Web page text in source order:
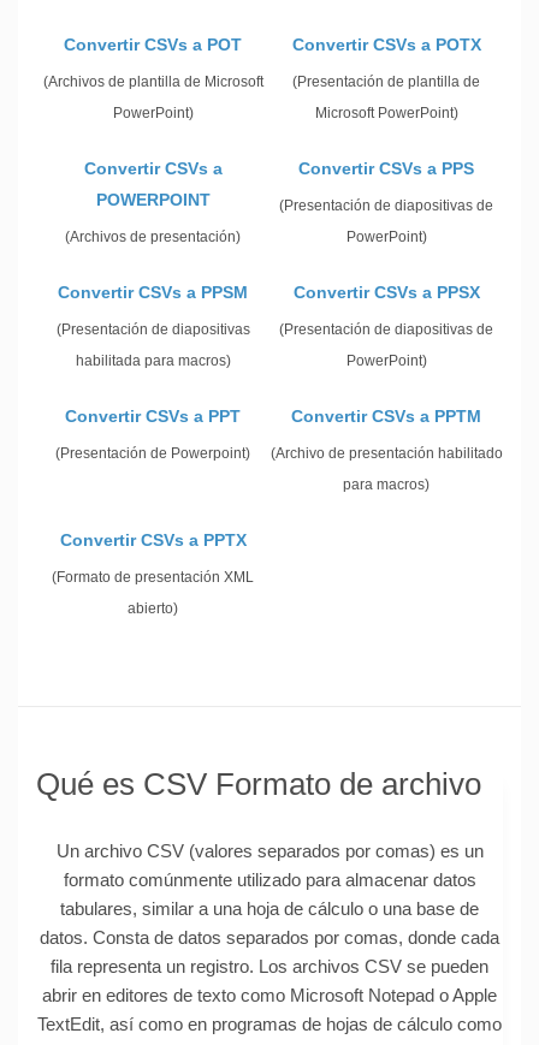
Convertir CSVs a POT
(Archivos de plantilla de Microsoft
PowerPoint)
Convertir CSVs a POTX
(Presentación de plantilla de
Microsoft PowerPoint)
Convertir CSVs a
POWERPOINT
(Archivos de presentación)
Convertir CSVs a PPS
(Presentación de diapositivas de
PowerPoint)
Convertir CSVs a PPSM
(Presentación de diapositivas
habilitada para macros)
Convertir CSVs a PPSX
(Presentación de diapositivas de
PowerPoint)
Convertir CSVs a PPT
(Presentación de Powerpoint)
Convertir CSVs a PPTM
(Archivo de presentación habilitado
para macros)
Convertir CSVs a PPTX
(Formato de presentación XML
abierto)
Qué es CSV Formato de archivo
Un archivo CSV (valores separados por comas) es un
formato comúnmente utilizado para almacenar datos
tabulares, similar a una hoja de cálculo o una base de
datos. Consta de datos separados por comas, donde cada
fila representa un registro. Los archivos CSV se pueden
abrir en editores de texto como Microsoft Notepad o Apple
TextEdit, así como en programas de hojas de cálculo como